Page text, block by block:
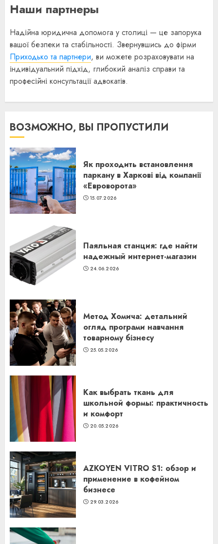
Наши партнеры
Надійна юридична допомога у столиці — це запорука
вашої безпеки та стабільності. Звернувшись до фірми
Приходько та партнери, ви можете розраховувати на
індивідуальний підхід, глибокий аналіз справи та
професійні консультації адвокатів.
ВОЗМОЖНО, ВЫ ПРОПУСТИЛИ
Як проходить встановлення
паркану в Харкові від компанії
«Евроворота»
15.07.2026
Паяльная станция: где найти
надежный интернет-магазин
24.06.2026
Метод Хомича: детальний
огляд програми навчання
товарному бізнесу
25.05.2026
Как выбрать ткань для
школьной формы: практичность
и комфорт
20.05.2026
AZKOYEN VITRO S1: обзор и
применение в кофейном
бизнесе
29.03.2026